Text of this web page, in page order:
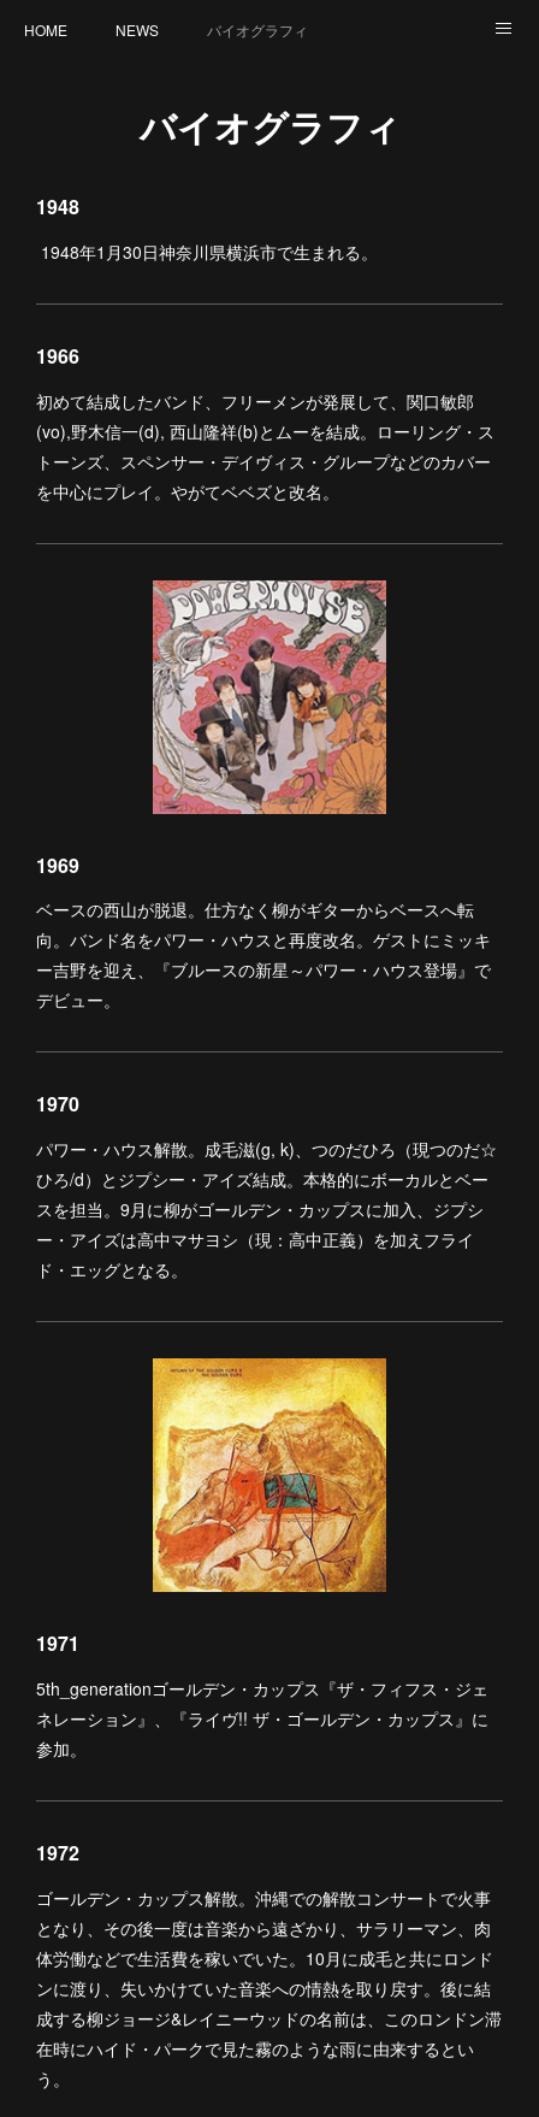
HOME NEWS バイオグラフィ
バイオグラフィ
1948
1948年1月30日神奈川県横浜市で生まれる。
1966
初めて結成したバンド、フリーメンが発展して、関口敏郎
(vo),野木信一(d), 西山隆祥(b)とムーを結成。ローリング・ス
トーンズ、スペンサー・デイヴィス・グループなどのカバー
を中心にプレイ。やがてベベズと改名。
1969
ベースの西山が脱退。仕方なく柳がギターからベースへ転
向。バンド名をパワー・ハウスと再度改名。ゲストにミッキ
ー吉野を迎え、『ブルースの新星～パワー・ハウス登場』で
デビュー。
1970
パワー・ハウス解散。成毛滋(g, k)、つのだひろ（現つのだ☆
ひろ/d）とジプシー・アイズ結成。本格的にボーカルとベー
スを担当。9月に柳がゴールデン・カップスに加入、ジプシ
ー・アイズは高中マサヨシ（現：高中正義）を加えフライ
ド・エッグとなる。
1971
5th_generationゴールデン・カップス『ザ・フィフス・ジェ
ネレーション』、『ライヴ!! ザ・ゴールデン・カップス』に
参加。
1972
ゴールデン・カップス解散。沖縄での解散コンサートで火事
となり、その後一度は音楽から遠ざかり、サラリーマン、肉
体労働などで生活費を稼いでいた。10月に成毛と共にロンド
ンに渡り、失いかけていた音楽への情熱を取り戻す。後に結
成する柳ジョージ&レイニーウッドの名前は、このロンドン滞
在時にハイド・パークで見た霧のような雨に由来するとい
う。